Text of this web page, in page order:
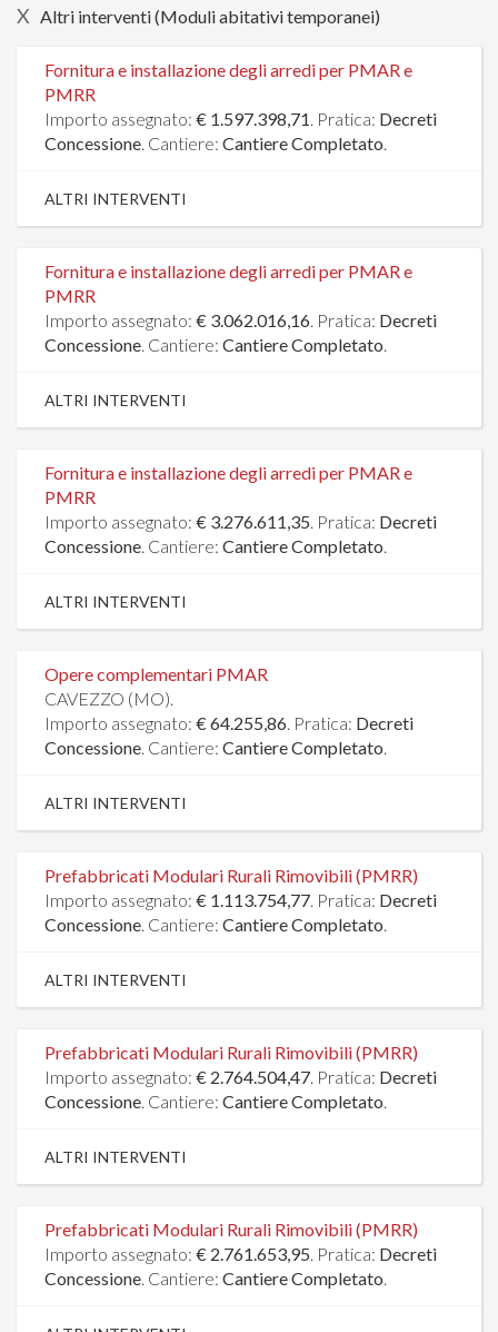
X Altri interventi (Moduli abitativi temporanei)
Fornitura e installazione degli arredi per PMAR e
PMRR
Importo assegnato: € 1.597.398,71. Pratica: Decreti
Concessione. Cantiere: Cantiere Completato.
ALTRI INTERVENTI
Fornitura e installazione degli arredi per PMAR e
PMRR
Importo assegnato: € 3.062.016,16. Pratica: Decreti
Concessione. Cantiere: Cantiere Completato.
ALTRI INTERVENTI
Fornitura e installazione degli arredi per PMAR e
PMRR
Importo assegnato: € 3.276.611,35. Pratica: Decreti
Concessione. Cantiere: Cantiere Completato.
ALTRI INTERVENTI
Opere complementari PMAR
CAVEZZO (MO).
Importo assegnato: € 64.255,86. Pratica: Decreti
Concessione. Cantiere: Cantiere Completato.
ALTRI INTERVENTI
Prefabbricati Modulari Rurali Rimovibili (PMRR)
Importo assegnato: € 1.113.754,77. Pratica: Decreti
Concessione. Cantiere: Cantiere Completato.
ALTRI INTERVENTI
Prefabbricati Modulari Rurali Rimovibili (PMRR)
Importo assegnato: € 2.764.504,47. Pratica: Decreti
Concessione. Cantiere: Cantiere Completato.
ALTRI INTERVENTI
Prefabbricati Modulari Rurali Rimovibili (PMRR)
Importo assegnato: € 2.761.653,95. Pratica: Decreti
Concessione. Cantiere: Cantiere Completato.